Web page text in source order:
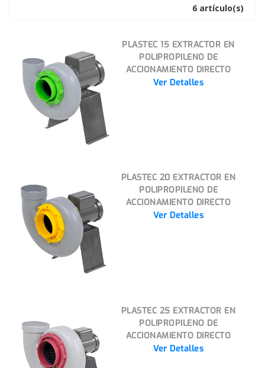
6 artículo(s)
PLASTEC 15 EXTRACTOR EN
POLIPROPILENO DE
ACCIONAMIENTO DIRECTO
Ver Detalles
PLASTEC 20 EXTRACTOR EN
POLIPROPILENO DE
ACCIONAMIENTO DIRECTO
Ver Detalles
PLASTEC 25 EXTRACTOR EN
POLIPROPILENO DE
ACCIONAMIENTO DIRECTO
Ver Detalles